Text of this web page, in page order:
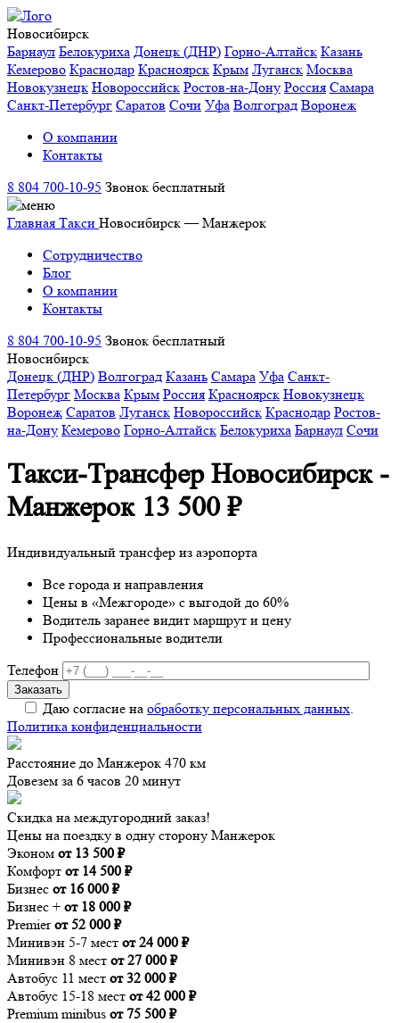
Новосибирск
Барнаул Белокуриха Донецк (ДНР) Горно-Алтайск Казань
Кемерово Краснодар Красноярск Крым Луганск Москва
Новокузнецк Новороссийск Ростов-на-Дону Россия Самара
Санкт-Петербург Саратов Сочи Уфа Волгоград Воронеж
О компании
Контакты
8 804 700-10-95 Звонок бесплатный
Главная Такси Новосибирск — Манжерок
Сотрудничество
Блог
О компании
Контакты
8 804 700-10-95 Звонок бесплатный
Новосибирск
Донецк (ДНР) Волгоград Казань Самара Уфа Санкт-
Петербург Москва Крым Россия Красноярск Новокузнецк
Воронеж Саратов Луганск Новороссийск Краснодар Ростов-
на-Дону Кемерово Горно-Алтайск Белокуриха Барнаул Сочи
Такси-Трансфер Новосибирск -
Манжерок 13 500 ₽
Индивидуальный трансфер из аэропорта
Все города и направления
Цены в «Межгороде» с выгодой до 60%
Водитель заранее видит маршрут и цену
Профессиональные водители
Телефон
Даю согласие на обработку персональных данных.
Политика конфиденциальности
Расстояние до Манжерок 470 км
Довезем за 6 часов 20 минут
Скидка на междугородний заказ!
Цены на поездку в одну сторону Манжерок
Эконом от 13 500 ₽
Комфорт от 14 500 ₽
Бизнес от 16 000 ₽
Бизнес + от 18 000 ₽
Premier от 52 000 ₽
Минивэн 5-7 мест от 24 000 ₽
Минивэн 8 мест от 27 000 ₽
Автобус 11 мест от 32 000 ₽
Автобус 15-18 мест от 42 000 ₽
Premium minibus от 75 500 ₽